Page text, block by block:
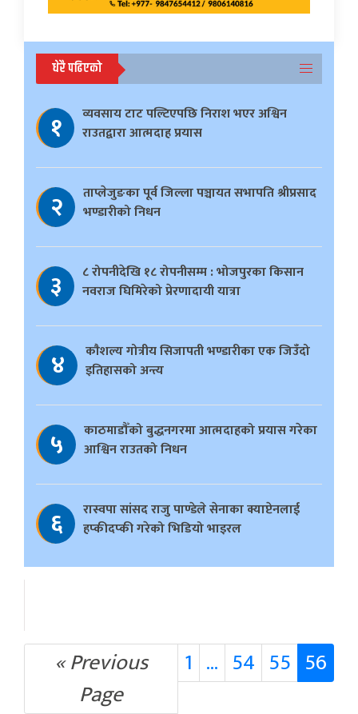
धेरै पढिएको
१
व्यवसाय टाट पल्टिएपछि निराश भएर अश्विन
राउतद्वारा आत्मदाह प्रयास
२
ताप्लेजुङका पूर्व जिल्ला पञ्चायत सभापति श्रीप्रसाद
भण्डारीको निधन
३
८ रोपनीदेखि १८ रोपनीसम्म : भोजपुरका किसान
नवराज घिमिरेको प्रेरणादायी यात्रा
४
काैशल्य गोत्रीय सिजापती भण्डारीका एक जिउँदो
इतिहासको अन्त्य
५
काठमाडौँको बुद्धनगरमा आत्मदाहको प्रयास गरेका
आश्विन राउतको निधन
६
रास्वपा सांसद राजु पाण्डेले सेनाका क्याप्टेनलाई
हप्कीदप्की गरेको भिडियो भाइरल
« Previous
Page
1 … 54 55 56